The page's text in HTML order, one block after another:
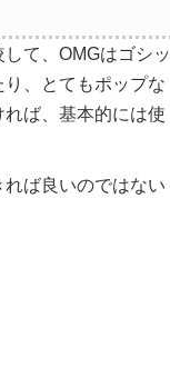
て、OMGはゴシッ
、とてもポップな
ば、基本的には使
ば良いのではない